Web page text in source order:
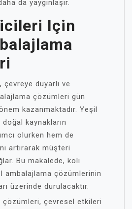
da yaygınlaşır.
Için
duyarlı ve
çözümleri gün
kazanmaktadır. Yeşil
kaynakların
olurken hem de
artırarak müşteri
Bu makalede, koli
ambalajlama çözümlerinin
üzerinde durulacaktır.
çözümleri, çevresel etkileri